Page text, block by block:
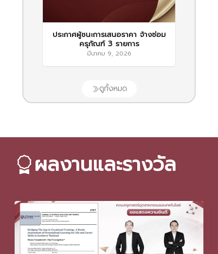
ประกาศผู้ชนะการเสนอราคา จ้างซ่อม
ครุภัณฑ์ 3 รายการ
มีนาคม 9, 2026
ดูทั้งหมด
ผลงานและรางวัล